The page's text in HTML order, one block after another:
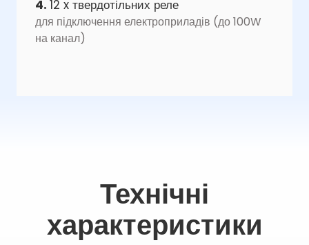
4. 12 x твердотільних реле
для підключення електроприладів (до 100W
на канал)
Технічні
характеристики